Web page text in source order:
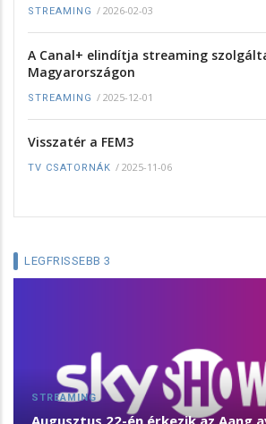
STREAMING / 2026-02-03
A Canal+ elindítja streaming
Magyarországon
STREAMING / 2025-12-01
Visszatér a FEM3
TV CSATORNÁK / 2025-11-06
LEGFRISSEBB 3
STREAMING